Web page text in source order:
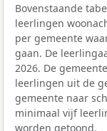
Bovenstaande
leerlingen
per gemeente
gaan. De
2026. De
leerlingen uit de
gemeente naar
minimaal vijf
worden getoond.